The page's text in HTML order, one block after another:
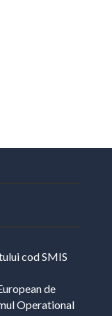
cod SMIS
de
Operational